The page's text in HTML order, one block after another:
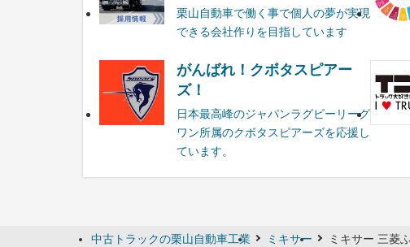
栗山自動車で働く事で個人の夢が実現
できる会社作りを目指しています
がんばれ！クボタスピアー
ズ！
日本最高峰のジャパンラグビーリーグ
ワン所属のクボタスピアーズを応援し
ています。
中古トラックの栗山自動車工業 ミキサー ミキサー 三菱